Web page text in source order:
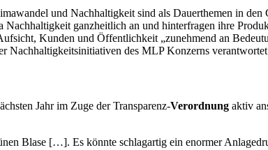
und Nachhaltigkeit sind als Dauerthemen in den
Nachhaltigkeit ganzheitlich an und hinterfragen ihre
Kunden und Öffentlichkeit „zunehmend an
Nachhaltigkeitsinitiativen des MLP Konzerns
Jahr im Zuge der Transparenz-Verordnung aktiv
Blase […]. Es könnte schlagartig ein enormer